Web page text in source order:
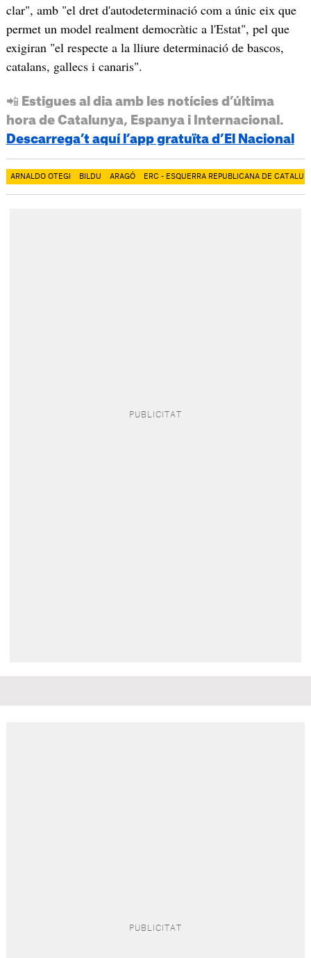
clar", amb "el dret d'autodeterminació com a únic eix que
permet un model realment democràtic a l'Estat", pel que
exigiran "el respecte a la lliure determinació de bascos,
catalans, gallecs i canaris".
📲 Estigues al dia amb les notícies d’última
hora de Catalunya, Espanya i Internacional.
Descarrega’t aquí l’app gratuïta d’El Nacional
ARNALDO OTEGI BILDU ARAGÓ ERC - ESQUERRA REPUBLICANA DE